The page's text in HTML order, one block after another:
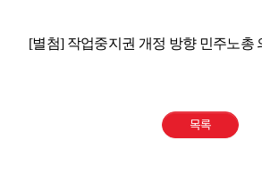
[별첨] 작업중지권 개정 방향 민주노총
목록